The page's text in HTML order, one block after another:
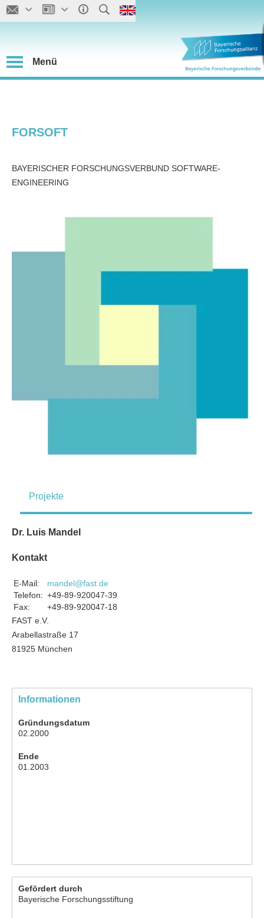
Menü
FORSOFT
BAYERISCHER FORSCHUNGSVERBUND SOFTWARE-
ENGINEERING
Projekte
Dr. Luis Mandel
Kontakt
E-Mail:
mandel@fast.de
Telefon: +49-89-920047-39
Fax:
+49-89-920047-18
FAST e.V.
Arabellastraße 17
81925 München
Informationen
Gründungsdatum
02.2000
Ende
01.2003
Gefördert durch
Bayerische Forschungsstiftung